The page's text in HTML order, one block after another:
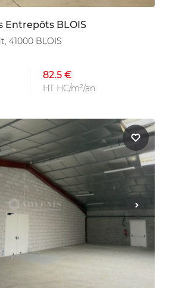
Entrepôts BLOIS
41000 BLOIS
82.5 €
HT HC/m²/an